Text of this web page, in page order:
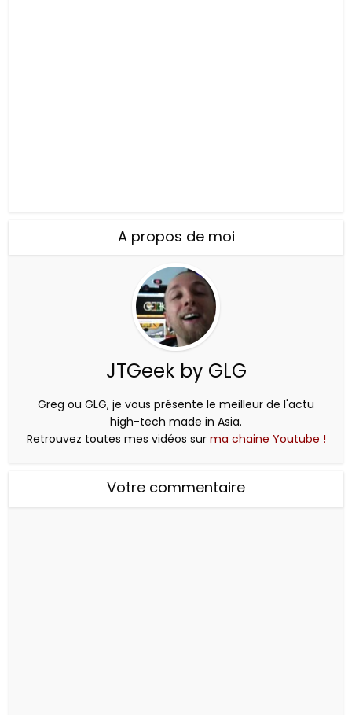
A propos de moi
JTGeek by GLG
Greg ou GLG, je vous présente le meilleur de l'actu
high-tech made in Asia.
Retrouvez toutes mes vidéos sur ma chaine Youtube !
Votre commentaire